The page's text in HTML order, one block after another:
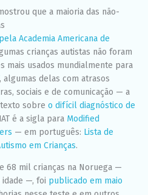
que a maioria das não-
Academia Americana de
crianças autistas não foram
mais usados mundialmente para
, algumas delas com atrasos
sociais e de comunicação — a
sobre o difícil diagnóstico de
é a sigla para Modified
— em português: Lista de
em Crianças.
68 mil crianças na Noruega —
idade —, foi publicado em maio
Marketing
Ao compartilhar
seus interesses
e
comportamento
site, você
aumenta a
chance de ver
conteúdo e
ofertas